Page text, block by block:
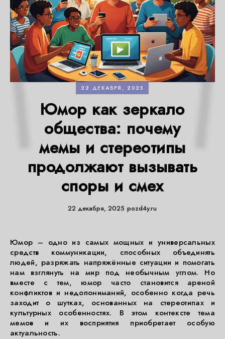
22 ДЕКАБРЯ, 2025
Юмор как зеркало
общества: почему
мемы и стереотипы
продолжают вызывать
споры и смех
22 декабря, 2025 pozd4y.ru
Юмор – одно из самых мощных и универсальных
средств коммуникации, способных объединять
людей, разряжать напряжённые ситуации и помогать
нам взглянуть на мир под необычным углом. Но
вместе с тем, юмор часто становится ареной
конфликтов и недопониманий, особенно когда речь
заходит о шутках, основанных на стереотипах и
культурных особенностях. В этом контексте тема
мемов и их восприятия приобретает особую
актуальность.